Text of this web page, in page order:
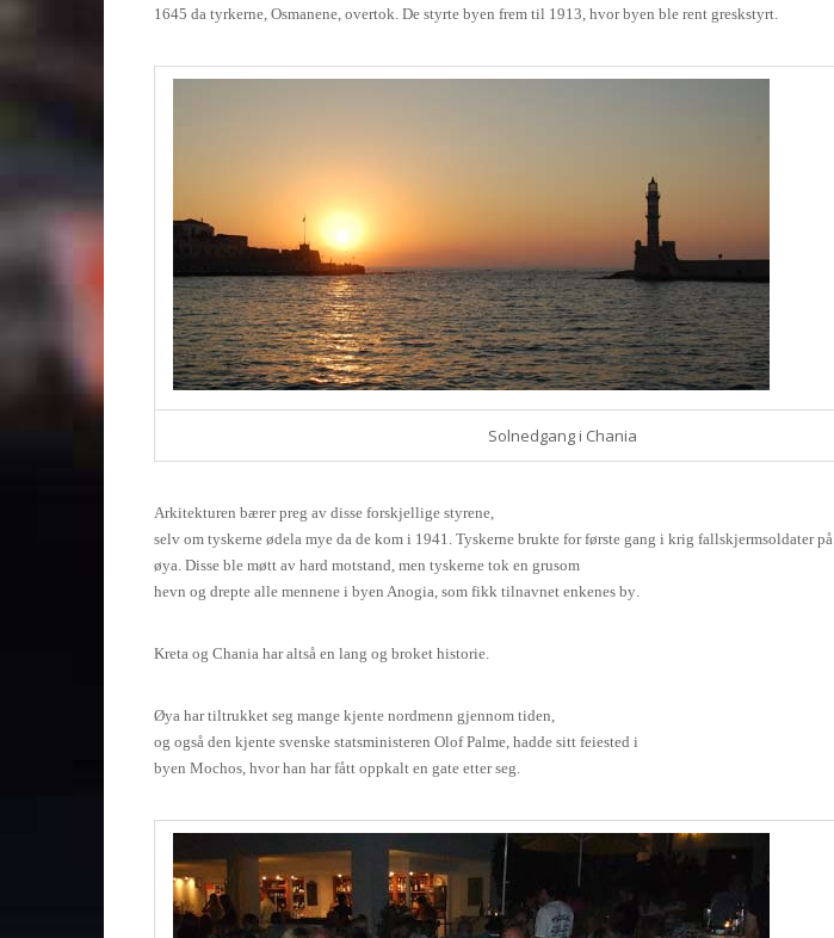
1645 da tyrkerne, Osmanene, overtok. De styrte byen frem til 1913, hvor byen ble rent greskstyrt.
Solnedgang i Chania
Arkitekturen bærer preg av disse forskjellige styrene,
selv om tyskerne ødela mye da de kom i 1941. Tyskerne brukte for første gang i krig fallskjermsoldater på
øya. Disse ble møtt av hard motstand, men tyskerne tok en grusom
hevn og drepte alle mennene i byen Anogia, som fikk tilnavnet enkenes by.
Kreta og Chania har altså en lang og broket historie.
Øya har tiltrukket seg mange kjente nordmenn gjennom tiden,
og også den kjente svenske statsministeren Olof Palme, hadde sitt feiested i
byen Mochos, hvor han har fått oppkalt en gate etter seg.